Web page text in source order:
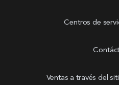
Centros de
Ventas a través del